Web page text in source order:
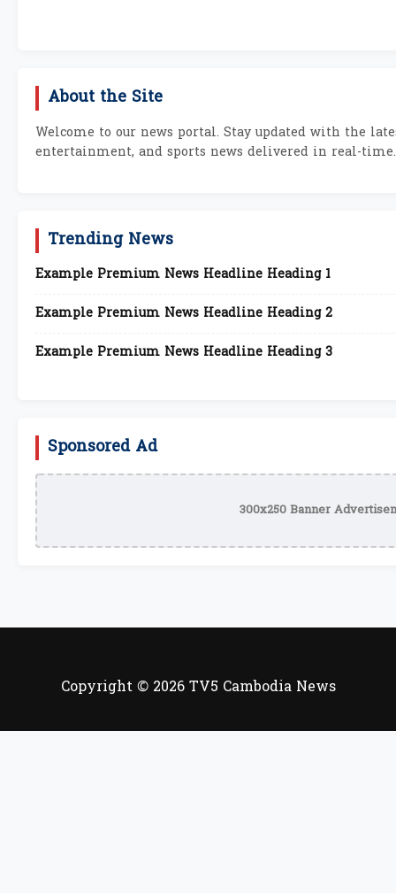
About the Site
Welcome to our news portal. Stay updated with the
entertainment, and sports news delivered in real-time.
Trending News
Example Premium News Headline Heading 1
Example Premium News Headline Heading 2
Example Premium News Headline Heading 3
Sponsored Ad
300x250 Banner
Copyright © 2026 TV5 Cambodia News